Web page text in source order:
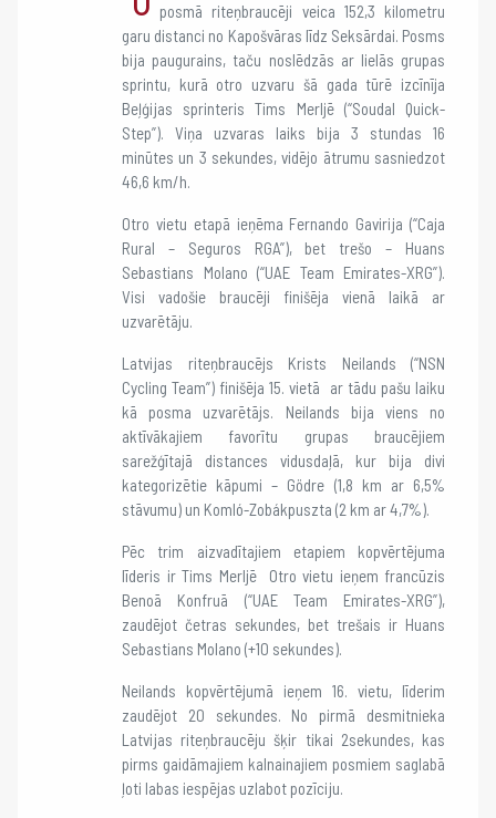
posmā riteņbraucēji veica 152,3 kilometru
garu distanci no Kapošvāras līdz Seksārdai. Posms
bija paugurains, taču noslēdzās ar lielās grupas
sprintu, kurā otro uzvaru šā gada tūrē izcīnīja
Beļģijas sprinteris Tims Merljē (“Soudal Quick-
Step”). Viņa uzvaras laiks bija 3 stundas 16
minūtes un 3 sekundes, vidējo ātrumu sasniedzot
46,6 km/h.
Otro vietu etapā ieņēma Fernando Gavirija (“Caja
Rural – Seguros RGA”), bet trešo – Huans
Sebastians Molano (“UAE Team Emirates-XRG”).
Visi vadošie braucēji finišēja vienā laikā ar
uzvarētāju.
Latvijas riteņbraucējs Krists Neilands (“NSN
Cycling Team”) finišēja 15. vietā ar tādu pašu laiku
kā posma uzvarētājs. Neilands bija viens no
aktīvākajiem favorītu grupas braucējiem
sarežģītajā distances vidusdaļā, kur bija divi
kategorizētie kāpumi – Gödre (1,8 km ar 6,5%
stāvumu) un Komló-Zobákpuszta (2 km ar 4,7%).
Pēc trim aizvadītajiem etapiem kopvērtējuma
līderis ir Tims Merljē Otro vietu ieņem francūzis
Benoā Konfruā (“UAE Team Emirates-XRG”),
zaudējot četras sekundes, bet trešais ir Huans
Sebastians Molano (+10 sekundes).
Neilands kopvērtējumā ieņem 16. vietu, līderim
zaudējot 20 sekundes. No pirmā desmitnieka
Latvijas riteņbraucēju šķir tikai 2sekundes, kas
pirms gaidāmajiem kalnainajiem posmiem saglabā
ļoti labas iespējas uzlabot pozīciju.